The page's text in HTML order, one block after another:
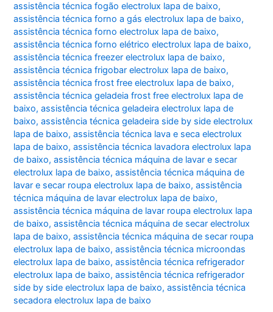
assistência técnica fogão electrolux lapa de baixo,
assistência técnica forno a gás electrolux lapa de baixo,
assistência técnica forno electrolux lapa de baixo,
assistência técnica forno elétrico electrolux lapa de baixo,
assistência técnica freezer electrolux lapa de baixo,
assistência técnica frigobar electrolux lapa de baixo,
assistência técnica frost free electrolux lapa de baixo,
assistência técnica geladeia frost free electrolux lapa de
baixo,assistência técnica geladeira electrolux lapa de
baixo,assistência técnica geladeira side by side electrolux
lapa de baixo,assistência técnica lava e seca electrolux
lapa de baixo,assistência técnica lavadora electrolux lapa
de baixo,assistência técnica máquina de lavar e secar
electrolux lapa de baixo,assistência técnica máquina de
lavar e secar roupa electrolux lapa de baixo,assistência
técnica máquina de lavar electrolux lapa de baixo,
assistência técnica máquina de lavar roupa electrolux lapa
de baixo,assistência técnica máquina de secar electrolux
lapa de baixo,assistência técnica máquina de secar roupa
electrolux lapa de baixo,assistência técnica microondas
electrolux lapa de baixo,assistência técnica refrigerador
electrolux lapa de baixo,assistência técnica refrigerador
side by side electrolux lapa de baixo,assistência técnica
secadora electrolux lapa de baixo